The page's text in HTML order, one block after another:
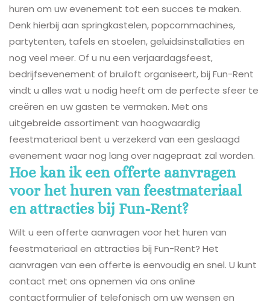
huren om uw evenement tot een succes te maken.
Denk hierbij aan springkastelen, popcornmachines,
partytenten, tafels en stoelen, geluidsinstallaties en
nog veel meer. Of u nu een verjaardagsfeest,
bedrijfsevenement of bruiloft organiseert, bij Fun-Rent
vindt u alles wat u nodig heeft om de perfecte sfeer te
creëren en uw gasten te vermaken. Met ons
uitgebreide assortiment van hoogwaardig
feestmateriaal bent u verzekerd van een geslaagd
evenement waar nog lang over nagepraat zal worden.
Hoe kan ik een offerte aanvragen
voor het huren van feestmateriaal
en attracties bij Fun-Rent?
Wilt u een offerte aanvragen voor het huren van
feestmateriaal en attracties bij Fun-Rent? Het
aanvragen van een offerte is eenvoudig en snel. U kunt
contact met ons opnemen via ons online
contactformulier of telefonisch om uw wensen en